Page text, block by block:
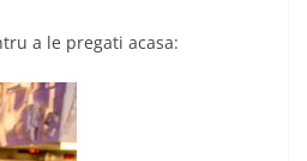
a le pregati acasa: